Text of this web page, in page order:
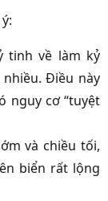
tinh về làm kỷ
Điều này
nguy cơ “tuyệt
và chiều tối,
biển rất lộng